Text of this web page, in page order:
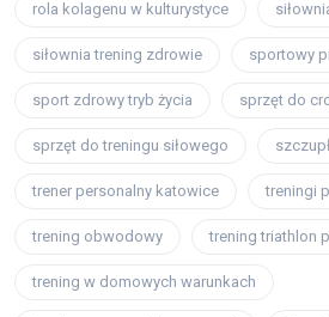
rola kolagenu w kulturystyce
siłownia trening zdrowie sportowy
sport zdrowy tryb życia sprzęt do
sprzęt do treningu siłowego
trener personalny katowice treningi
trening obwodowy trening triathlon
trening w domowych warunkach